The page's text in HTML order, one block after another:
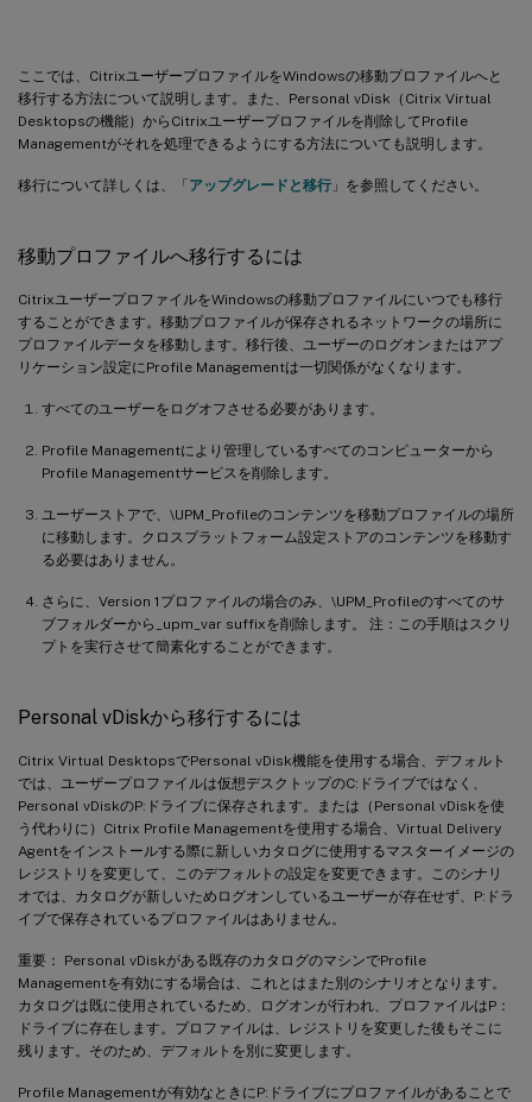
ここでは、CitrixユーザープロファイルをWindowsの移動プロファイルへと
移行する方法について説明します。また、Personal vDisk（Citrix Virtual
Desktopsの機能）からCitrixユーザープロファイルを削除してProfile
Managementがそれを処理できるようにする方法についても説明します。
移行について詳しくは、「アップグレードと移行 」を参照してください。
移動プロファイルへ移行するには
CitrixユーザープロファイルをWindowsの移動プロファイルにいつでも移行
することができます。移動プロファイルが保存されるネットワークの場所に
プロファイルデータを移動します。移行後、ユーザーのログオンまたはアプ
リケーション設定にProfile Managementは一切関係がなくなります。
すべてのユーザーをログオフさせる必要があります。
Profile Managementにより管理しているすべてのコンピューターから
Profile Managementサービスを削除します。
ユーザーストアで、\UPM_Profileのコンテンツを移動プロファイルの場所
に移動します。クロスプラットフォーム設定ストアのコンテンツを移動す
る必要はありません。
さらに、Version 1プロファイルの場合のみ、\UPM_Profileのすべてのサ
ブフォルダーから_upm_var suffixを削除します。 注：この手順はスクリ
プトを実行させて簡素化することができます。
Personal vDiskから移行するには
Citrix Virtual DesktopsでPersonal vDisk機能を使用する場合、デフォルト
では、ユーザープロファイルは仮想デスクトップのC:ドライブではなく、
Personal vDiskのP:ドライブに保存されます。または（Personal vDiskを使
う代わりに）Citrix Profile Managementを使用する場合、Virtual Delivery
Agentをインストールする際に新しいカタログに使用するマスターイメージの
レジストリを変更して、このデフォルトの設定を変更できます。このシナリ
オでは、カタログが新しいためログオンしているユーザーが存在せず、P:ドラ
イブで保存されているプロファイルはありません。
重要： Personal vDiskがある既存のカタログのマシンでProfile
Managementを有効にする場合は、これとはまた別のシナリオとなります。
カタログは既に使用されているため、ログオンが行われ、プロファイルはP：
ドライブに存在します。プロファイルは、レジストリを変更した後もそこに
残ります。そのため、デフォルトを別に変更します。
Profile Managementが有効なときにP:ドライブにプロファイルがあることで